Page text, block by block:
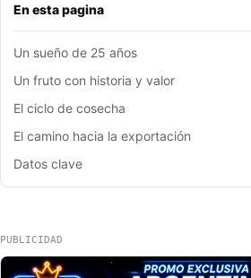
En esta pagina
Un sueño de 25 años
Un fruto con historia y valor
El ciclo de cosecha
El camino hacia la exportación
Datos clave
PUBLICIDAD